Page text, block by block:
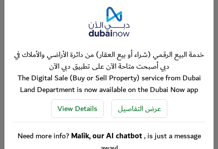
خدمة البيع الرقمي (شراء أو بيع العقار) من دائرة الأراضي والأملاك في
دبي أصبحت متاحة الآن على تطبيق دبي الآن
The Digital Sale (Buy or Sell Property) service from Dubai
Land Department is now available on the Dubai Now app
View Details
عرض التفاصيل
Need more info?Malik, our AI chatbot, is just a message